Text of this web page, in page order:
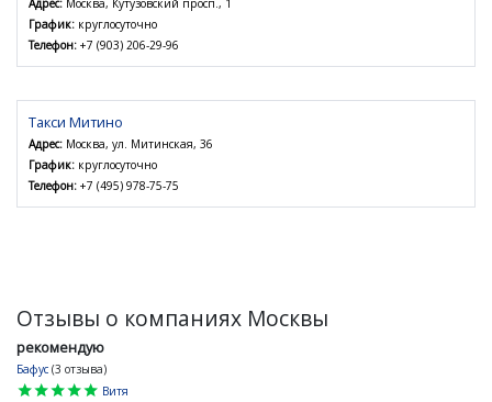
Адрес: Москва, Кутузовский просп., 1
График: круглосуточно
Телефон: +7 (903) 206-29-96
Такси Митино
Адрес: Москва, ул. Митинская, 36
График: круглосуточно
Телефон: +7 (495) 978-75-75
Отзывы о компаниях Москвы
рекомендую
Бафус (3 отзыва)
star
star
star
star
star
Витя